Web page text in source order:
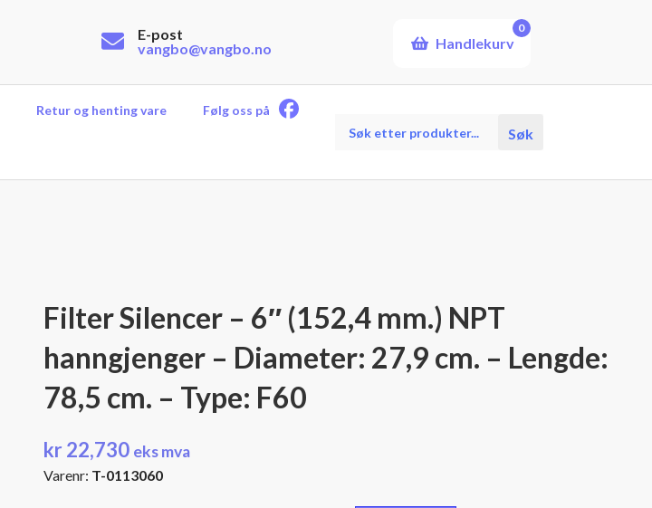
E-post
vangbo@vangbo.no
Handlekurv
0
Retur og henting vare Følg oss på
search
Søk
Filter Silencer – 6″ (152,4 mm.) NPT
hanngjenger – Diameter: 27,9 cm. – Lengde:
78,5 cm. – Type: F60
kr22,730 eks mva
Varenr: T-0113060